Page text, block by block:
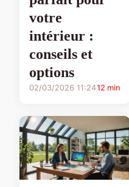
votre
intérieur :
conseils et
options
02/03/2026 11:2412 min